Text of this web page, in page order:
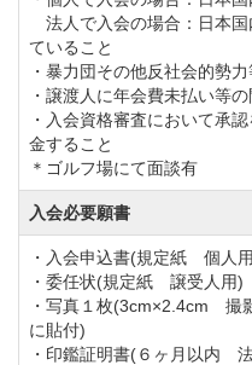
シルバー会員 165,000
込）
年会費を下記のとおり
①実施：令和8年1月1日よ
②年会費
正会員【改定前】
40,700円（税込）
ゴールド会員【改定前
後】29,700円（税込）
法人で入会の場合：日本
ていること
・暴力団その他反社会的勢
・譲渡人に年会費未払い等
・入会資格審査において承
金すること
＊ゴルフ場にて面談有
入会必要願書
・入会申込書(規定紙 個人
・委任状(規定紙 譲受人用)
・写真１枚(3cm×2.4cm 撮
に貼付)
・印鑑証明書(６ヶ月以内